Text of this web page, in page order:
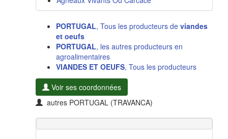
PORTUGAL, Tous les producteurs de viandes
et oeufs
PORTUGAL, les autres producteurs en
agroalimentaires
VIANDES ET OEUFS, Tous les producteurs
Voir ses coordonnées
autres PORTUGAL (TRAVANCA)